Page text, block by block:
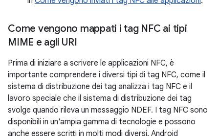
Come vengono mappati i tag NFC ai tipi
MIME e agli URI
Prima di iniziare a scrivere le applicazioni NFC, è
importante comprendere i diversi tipi di tag NFC, come il
sistema di distribuzione dei tag analizza i tag NFC e il
lavoro speciale che il sistema di distribuzione dei tag
svolge quando rileva un messaggio NDEF. I tag NFC sono
disponibili in un'ampia gamma di tecnologie e possono
anche essere scritti in molti modi diversi. Android